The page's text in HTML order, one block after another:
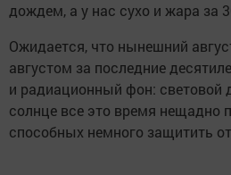
дождем, а у нас сухо и жара за
Ожидается, что нынешний
августом за последние
и радиационный фон: световой
солнце все это время нещадно
способных немного защитить